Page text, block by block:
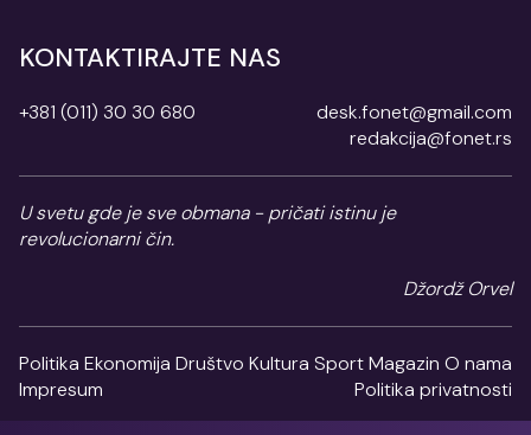
KONTAKTIRAJTE NAS
+381 (011) 30 30 680
desk.fonet@gmail.com
redakcija@fonet.rs
U svetu gde je sve obmana - pričati istinu je
revolucionarni čin.
Džordž Orvel
Politika Ekonomija Društvo Kultura SportMagazin O nama
Impresum
Politika privatnosti